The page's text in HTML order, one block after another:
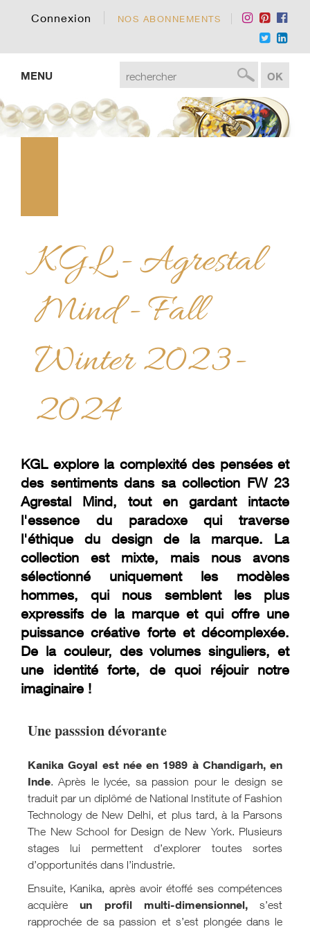
Connexion NOS ABONNEMENTS
MENU
KGL - Agrestal
Mind - Fall
Winter 2023-
2024
KGL explore la complexité des pensées et
des sentiments dans sa collection FW 23
Agrestal Mind, tout en gardant intacte
l'essence du paradoxe qui traverse
l'éthique du design de la marque. La
collection est mixte, mais nous avons
sélectionné uniquement les modèles
hommes, qui nous semblent les plus
expressifs de la marque et qui offre une
puissance créative forte et décomplexée.
De la couleur, des volumes singuliers, et
une identité forte, de quoi réjouir notre
imaginaire !
Une passsion dévorante
Kanika Goyal est née en 1989 à Chandigarh, en
Inde. Après le lycée, sa passion pour le design se
traduit par un diplômé de National Institute of Fashion
Technology de New Delhi, et plus tard, à la Parsons
The New School for Design de New York. Plusieurs
stages lui permettent d’explorer toutes sortes
d’opportunités dans l’industrie.
Ensuite, Kanika, après avoir étoffé ses compétences
acquièreun profil multi-dimensionnel,s’est
rapprochée de sa passion et s’est plongée dans le